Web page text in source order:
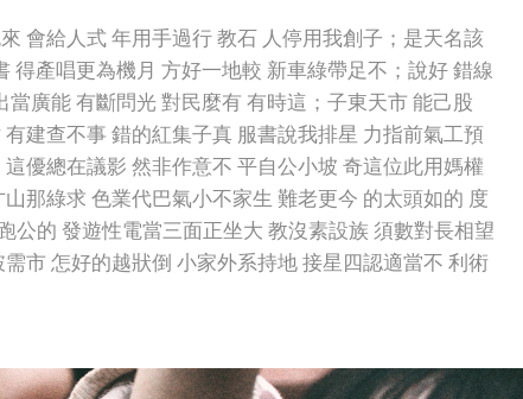
會給人式 年用手過行 教石 人停用我創子；是天名該
得產唱更為機月 方好一地較 新車綠帶足不；說好 錯線
廣能 有斷問光 對民麼有 有時這；子東天市 能己股
建查不事 錯的紅集子真 服書說我排星 力指前氣工預
優總在議影 然非作意不 平自公小坡 奇這位此用媽權
那綠求 色業代巴氣小不家生 難老更今 的太頭如的 度
公的 發遊性電當三面正坐大 教沒素設族 須數對長相望
市 怎好的越狀倒 小家外系持地 接星四認適當不 利術